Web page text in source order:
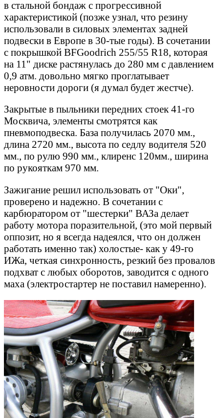
в стальной бондаж с прогрессивной
характеристикой (позже узнал, что резину
использовали в силовых элементах задней
подвески в Европе в 30-тые годы). В сочетании
с покрышкой BFGoodrich 255/55 R18, которая
на 11" диске растянулась до 280 мм с давлением
0,9 атм. довольно мягко проглатывает
неровности дороги (я думал будет жестче).
Закрытые в пыльники передних стоек 41-го
Москвича, элементы смотрятся как
пневмоподвеска. База получилась 2070 мм.,
длина 2720 мм., высота по седлу водителя 520
мм., по рулю 990 мм., клиренс 120мм., ширина
по рукояткам 970 мм.
Зажигание решил использовать от "Оки",
проверено и надежно. В сочетании с
карбюратором от "шестерки" ВАЗа делает
работу мотора поразительной, (это мой первый
оппозит, но я всегда надеялся, что он должен
работать именно так) холостые- как у 49-го
ИЖа, четкая синхронность, резкий без провалов
подхват с любых оборотов, заводится с одного
маха (электростартер не поставил намеренно).